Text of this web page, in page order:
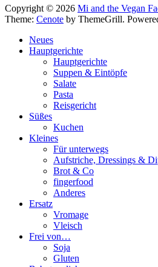
Copyright © 2026 Mi and the Vegan
Theme: Cenote by ThemeGrill.
Neues
Hauptgerichte
Hauptgerichte
Suppen & Eintöpfe
Salate
Pasta
Reisgericht
Süßes
Kuchen
Kleines
Für unterwegs
Aufstriche, Dressings &
Brot & Co
fingerfood
Anderes
Ersatz
Vromage
Vleisch
Frei von…
Soja
Gluten